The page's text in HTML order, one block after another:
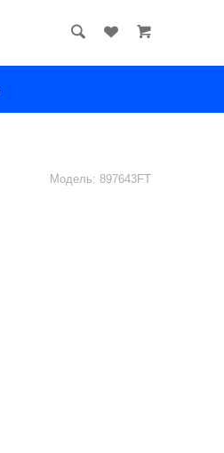
Модель: 897643FT